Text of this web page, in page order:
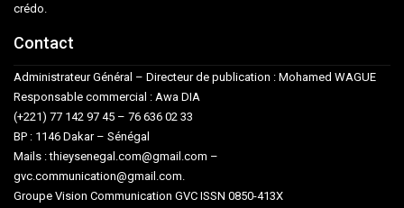
crédo.
Contact
Administrateur Général – Directeur de publication : Mohamed WAGUE
Responsable commercial : Awa DIA
(+221) 77 142 97 45 – 76 636 02 33
BP : 1146 Dakar – Sénégal
Mails : thieysenegal.com@gmail.com –
gvc.communication@gmail.com.
Groupe Vision Communication GVC ISSN 0850-413X